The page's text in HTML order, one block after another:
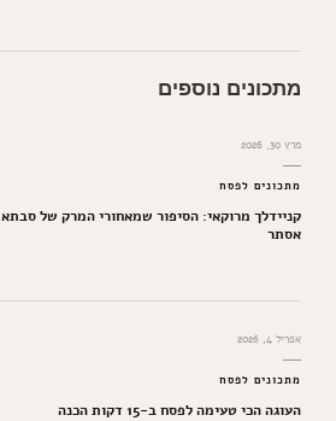
מתכונים נוספים
מרץ 30, 2026
מתכונים לפסח
קניידלך מרוקאי: הסיפור שמאחורי המרק של סבתא
אסתר
אפריל 4, 2026
מתכונים לפסח
העוגה הכי טעימה לפסח ב-15 דקות הכנה